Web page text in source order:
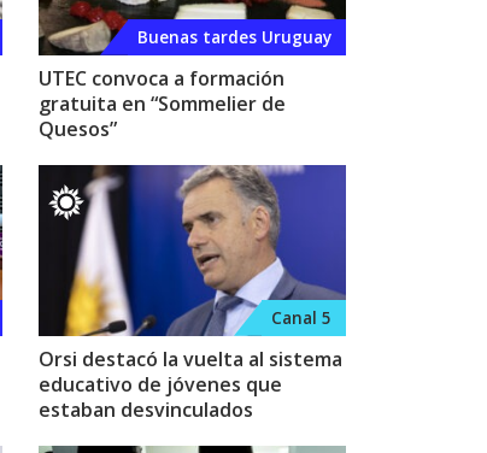
Buenas tardes Uruguay
UTEC convoca a formación
gratuita en “Sommelier de
Quesos”
Canal 5
Orsi destacó la vuelta al sistema
educativo de jóvenes que
estaban desvinculados